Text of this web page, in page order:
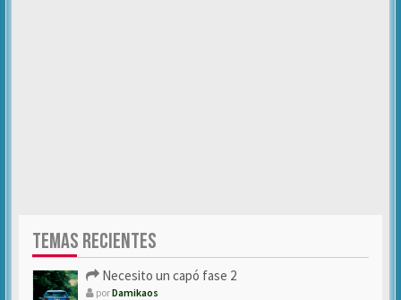
TEMAS RECIENTES
Necesito un capó fase 2
porDamikaos